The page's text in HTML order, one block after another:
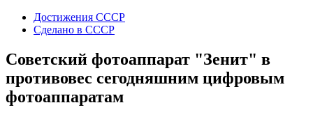
Достижения СССР
Сделано в СССР
Советский фотоаппарат "Зенит" в
противовес сегодняшним цифровым
фотоаппаратам